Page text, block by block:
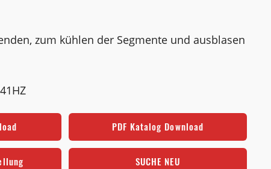
zum kühlen der Segmente und ausblasen
PDF Katalog Download
SUCHE NEU